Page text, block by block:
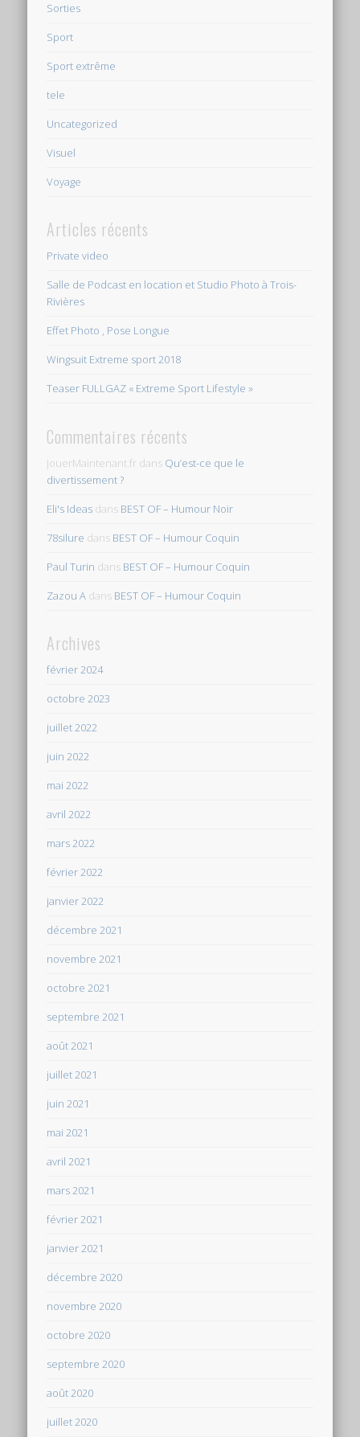
Sorties
Sport
Sport extrême
tele
Uncategorized
Visuel
Voyage
Articles récents
Private video
Salle de Podcast en location et Studio Photo à Trois-
Rivières
Effet Photo , Pose Longue
Wingsuit Extreme sport 2018
Teaser FULLGAZ « Extreme Sport Lifestyle »
Commentaires récents
JouerMaintenant.fr dans Qu’est-ce que le
divertissement ?
Eli's Ideas dans BEST OF – Humour Noir
78silure dans BEST OF – Humour Coquin
Paul Turin dans BEST OF – Humour Coquin
Zazou A dans BEST OF – Humour Coquin
Archives
février 2024
octobre 2023
juillet 2022
juin 2022
mai 2022
avril 2022
mars 2022
février 2022
janvier 2022
décembre 2021
novembre 2021
octobre 2021
septembre 2021
août 2021
juillet 2021
juin 2021
mai 2021
avril 2021
mars 2021
février 2021
janvier 2021
décembre 2020
novembre 2020
octobre 2020
septembre 2020
août 2020
juillet 2020